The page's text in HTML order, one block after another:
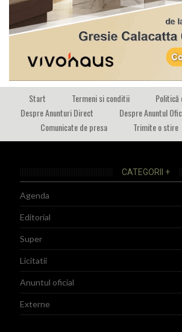
Start Termeni si conditii
Politică
Despre Anunturi Direct
Despre Anuntul
Comunicate de presa
Trimite o stire
CATEGORII +
Agenda
Editorial
Super
Licitatii
Anuntul oficial
Externe